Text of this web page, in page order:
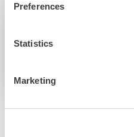
Preferences
Statistics
Marketing